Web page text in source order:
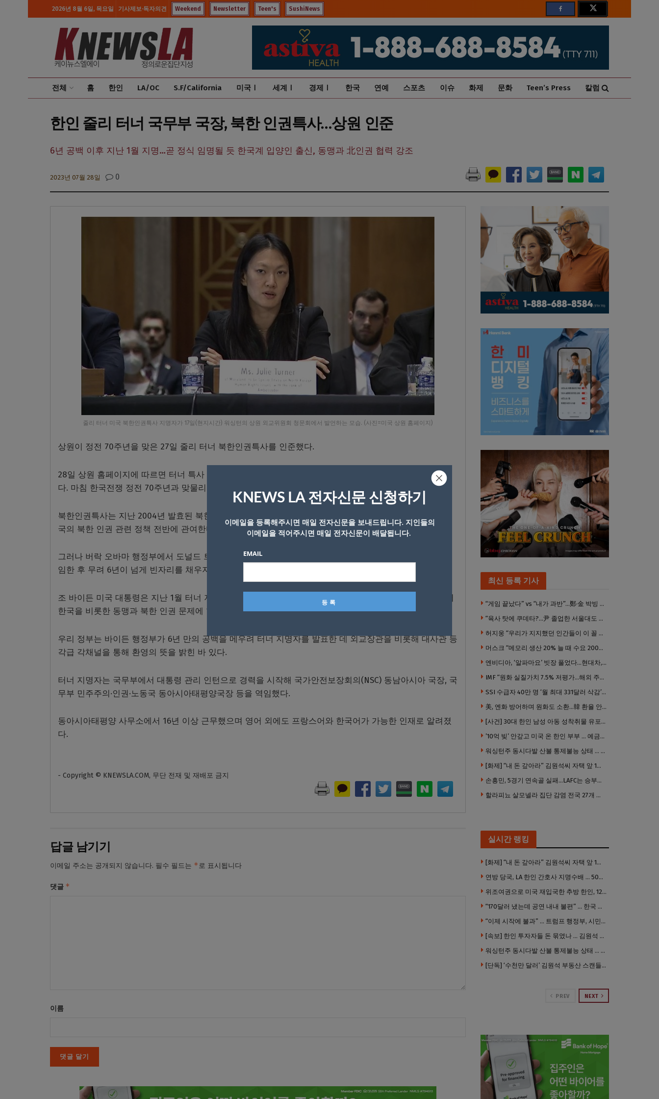
2026년 8월 6일, 목요일 기사제보·독자의견 Weekend Newsletter Teen's SushiNews
전체 홈 한인 LA/OC S.F/California 미국Ⅰ 세계Ⅰ 경제Ⅰ 한국 연예 스포츠 이슈 화제 문화 Teen’s Press 칼럼
한인 줄리 터너 국무부 국장, 북한 인권특사…상원 인준
6년 공백 이후 지난 1월 지명…곧 정식 임명될 듯 한국계 입양인 출신, 동맹과 北인권 협력 강조
2023년 07월 28일 0
줄리 터너 미국 북한인권특사 지명자가 17일(현지시간) 워싱턴의 상원 외교위원회 청문회에서 발언하는 모습. (사진=미국 상원 홈페이지)
상원이 정전 70주년을 맞은 27일 줄리 터너 북한인권특사를 인준했다.
28일 상원 홈페이지에 따르면 터너 특사 지명자 인준안은 전날인 27일 상원 본회의에서 구두표결로 통과됐
다. 마침 한국전쟁 정전 70주년과 맞물리는 날이다.
북한인권특사는 지난 2004년 발효된 북한인권법을 토대로 만들어진 자리다. 대사급 직책으로, 법에 따라 미
국의 북한 인권 관련 정책 전반에 관여한다.
그러나 버락 오바마 행정부에서 도널드 트럼프 행정부로 넘어가던 지난 2017년 1월 로버트 킹 전 특사가 퇴
임한 후 무려 6년이 넘게 빈자리를 채우지 못했다.
조 바이든 미국 대통령은 지난 1월 터너 지명자를 지목했다. 입양된 한국계 미국인으로, 지난 5월 청문회에서
한국을 비롯한 동맹과 북한 인권 문제에 협력하겠다고 밝힌 바 있다.
우리 정부는 바이든 행정부가 6년 만의 공백을 메우려 터너 지명자를 발표한 데 외교장관을 비롯해 대사관 등
각급 각채널을 통해 환영의 뜻을 밝힌 바 있다.
터너 지명자는 국무부에서 대통령 관리 인턴으로 경력을 시작해 국가안전보장회의(NSC) 동남아시아 국장, 국
무부 민주주의·인권·노동국 동아시아태평양국장 등을 역임했다.
동아시아태평양 사무소에서 16년 이상 근무했으며 영어 외에도 프랑스어와 한국어가 가능한 인재로 알려졌
다.
- Copyright © KNEWSLA.COM, 무단 전재 및 재배포 금지
답글 남기기
이메일 주소는 공개되지 않습니다. 필수 필드는 *로 표시됩니다
댓글 *
이름
최신 등록 기사
“게임 끝났다” vs “내가 과반”…鄭·金 박빙 전대 서로 우위 주장
“육사 탓에 쿠데타?…尹 졸업한 서울대도 없애야 하나”
허지웅 “우리가 지지했던 인간들이 이 꼴 만들었다”
머스크 “메모리 생산 20% 늘 때 수요 200% 증가” … 반도체 매출 1조달러 눈 앞
엔비디아, ‘알파마요’ 빗장 풀었다…현대차, 자율주행 속도내나
IMF “원화 실질가치 7.5% 저평가…해외 주식투자 영향”
SSI 수급자 40만 명 ‘월 최대 331달러 삭감’ 위기…10만 명은 수급자격 상실
美, 엔화 방어하며 원화도 소환…韓 환율 안정 ‘우군’ 되나
[사건] 30대 한인 남성 아동 성착취물 유포 혐의로 체포
’10억 빚’ 안갚고 미국 온 한인 부부 … 예금보험공사, 미국서 소송
워싱턴주 동시다발 산불 통제불능 상태 … 이재민 수십만명
[화제] “내 돈 갚아라” 김원석씨 자택 앞 1인 광대 시위 … 한인 투자사, “108만 달러 못받아”
손흥민, 5경기 연속골 실패…LAFC는 승부차기 끝 과달라하라 격파
할라피뇨 살모넬라 집단 감염 전국 27개 주 급속 확산
실시간 랭킹
[화제] “내 돈 갚아라” 김원석씨 자택 앞 1인 광대 시위 … 한인 투자사, “108만 달러 못받아”
연방 당국, LA 한인 간호사 지명수배 … 500만 달러 메디캐어 사기, 선고 직전 한국 도주
위조여권으로 미국 재입국한 추방 한인, 120만 달러 은행 사기 행각
“170달러 냈는데 공연 내내 불편” … 한국 코미디언 LA공연, 음향 불량에 외모 비하 개그 논란
“이제 시작에 불과” … 트럼프 행정부, 시민권 박탈 본격화
[속보] 한인 투자자들 돈 묶였나 … 김원석 회사들 챕터7 강제파산·자진파산 잇따라 신청
워싱턴주 동시다발 산불 통제불능 상태 … 이재민 수십만명
[단독] ‘수천만 달러’ 김원석 부동산 스캔들 새 국면 … 한인 투자자들 소송 잇따라 ‘디폴트’ 절차
PREV NEXT
KNEWS LA 전자신문 신청하기
이메일을 등록해주시면 매일 전자신문을 보내드립니다. 지인들의
이메일을 적어주시면 매일 전자신문이 배달됩니다.
EMAIL